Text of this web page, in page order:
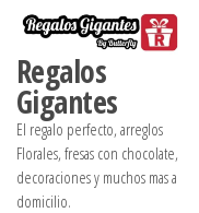
Regalos
Gigantes
El regalo perfecto, arreglos
Florales, fresas con chocolate,
decoraciones y muchos mas a
domicilio.